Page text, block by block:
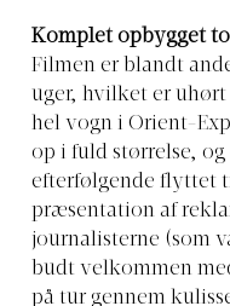
Komplet opbygget
Filmen er blandt
uger, hvilket er
hel vogn i Orient-
op i fuld størrelse,
efterfølgende flyttet
præsentation af
journalisterne (som
budt velkommen
på tur gennem